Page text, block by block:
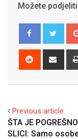
Možete
Reddit
Previous article
ŠTA JE
SLICI: Samo